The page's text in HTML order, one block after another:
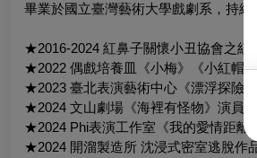
畢業於國立臺灣藝術大學戲劇系，持
★2016-2024 紅鼻子關懷小丑協會之
★2022 偶戲培養皿《小梅》《小紅帽
★2023 臺北表演藝術中心《漂浮探險
★2024 文山劇場《海裡有怪物》演員
★2024 Phi表演工作室《我的愛情距離
★2024 開溜製造所 沈浸式密室逃脫作